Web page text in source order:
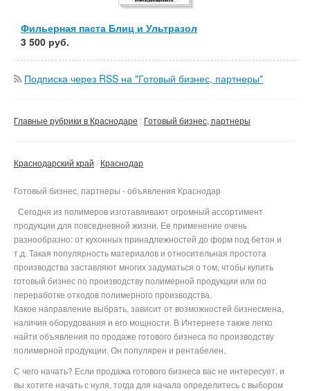
Фильерная паста Блиц и Ультразол
3 500 руб.
Подписка через RSS на "Готовый бизнес, партнеры"
Главные рубрики в Краснодаре Готовый бизнес, партнеры
Краснодарский край Краснодар
Готовый бизнес, партнеры - объявления Краснодар
Сегодня из полимеров изготавливают огромный ассортимент
продукции для повседневной жизни. Ее применение очень
разнообразно: от кухонных принадлежностей до форм под бетон и
т.д. Такая популярность материалов и относительная простота
производства заставляют многих задуматься о том, чтобы купить
готовый бизнес по производству полимерной продукции или по
переработке отходов полимерного производства.
Какое направление выбрать, зависит от возможностей бизнесмена,
наличия оборудования и его мощности. В Интернете также легко
найти объявления по продаже готового бизнеса по производству
полимерной продукции. Он популярен и рентабелен.
С чего начать? Если продажа готового бизнеса вас не интересует, и
вы хотите начать с нуля, тогда для начала определитесь с выбором